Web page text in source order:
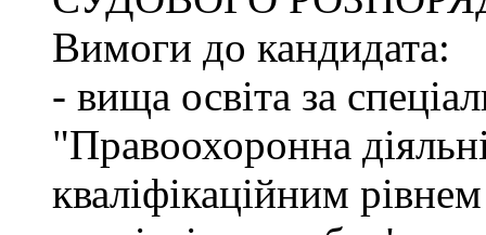
Вимоги до кандидата:
- вища освіта за
"Правоохоронна
кваліфікаційним